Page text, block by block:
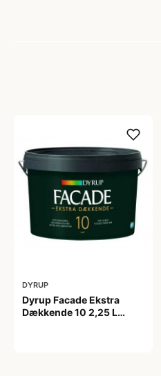
DYRUP
Dyrup Facade Ekstra
Dækkende 10 2,25 L